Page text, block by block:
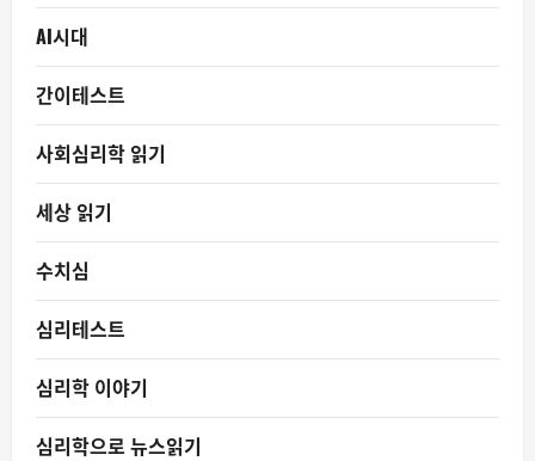
AI시대
간이테스트
사회심리학 읽기
세상 읽기
수치심
심리테스트
심리학 이야기
심리학으로 뉴스읽기